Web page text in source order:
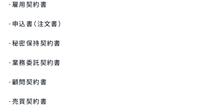
雇用契約書
申込書（注文書）
秘密保持契約書
業務委託契約書
顧問契約書
売買契約書